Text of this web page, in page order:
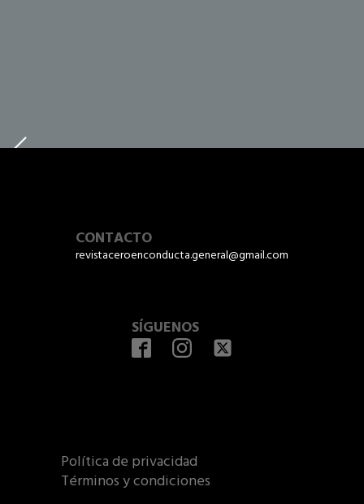
CONTACTO
revistaceroenconducta.general@gmail.com
SÍGUENOS
Política de privacidad
Términos y condiciones